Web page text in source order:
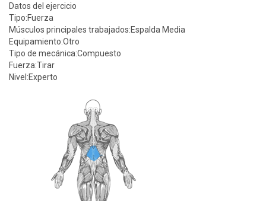
Datos del ejercicio
Tipo:Fuerza
Músculos principales trabajados:Espalda Media
Equipamiento:Otro
Tipo de mecánica:Compuesto
Fuerza:Tirar
Nivel:Experto